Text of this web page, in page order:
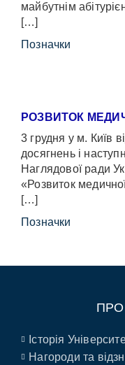
майбутнім
[…]
Позначки
РОЗВИТОК
3 грудня у м. Київ
досягнень і
Наглядової ради
«Розвиток
[…]
Позначки
ПРО
Історія
Нагороди та